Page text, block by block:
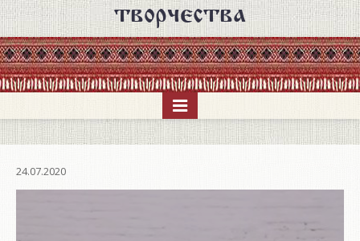
творчества
24.07.2020